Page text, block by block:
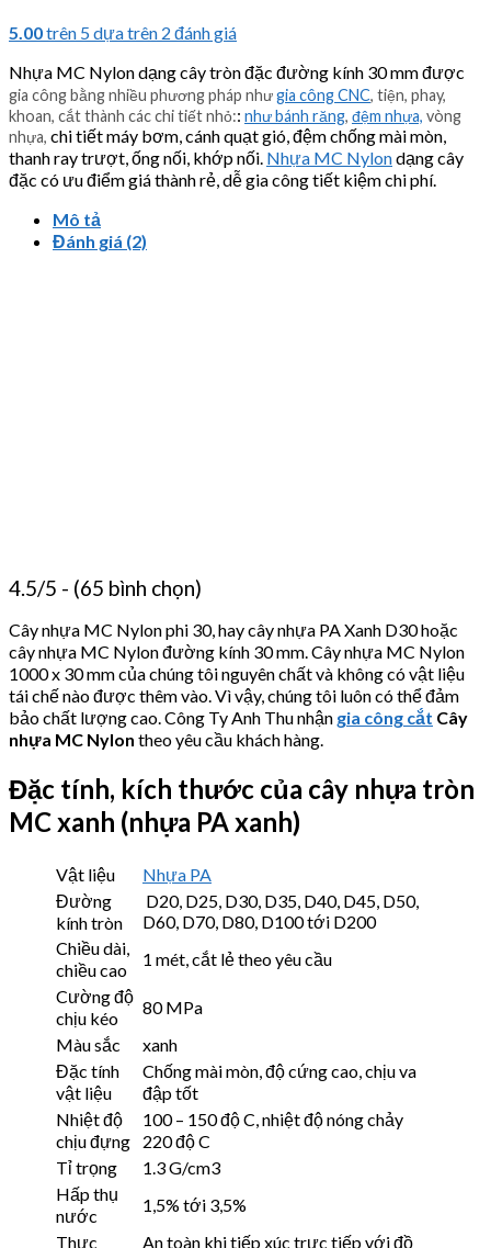
5.00trên 5 dựa trên 2 đánh giá
Nhựa MC Nylon dạng cây tròn đặc đường kính 30 mm được
gia công bằng nhiều phương pháp nhưgia công CNC, tiện, phay,
khoan, cắt thành các chi tiết nhỏ:: như bánh răng, đệm nhựa, vòng
nhựa, chi tiết máy bơm, cánh quạt gió, đệm chống mài mòn,
thanh ray trượt, ống nối, khớp nối. Nhựa MC Nylondạng cây
đặc có ưu điểm giá thành rẻ, dễ gia công tiết kiệm chi phí.
Mô tả
Đánh giá (2)
4.5/5 - (65 bình chọn)
Cây nhựa MC Nylon phi 30, hay cây nhựa PA Xanh D30 hoặc
cây nhựa MC Nylon đường kính 30 mm. Cây nhựa MC Nylon
1000 x 30 mm của chúng tôi nguyên chất và không có vật liệu
tái chế nào được thêm vào. Vì vậy, chúng tôi luôn có thể đảm
bảo chất lượng cao. Công Ty Anh Thu nhận gia công cắt Cây
nhựa MC Nylon theo yêu cầu khách hàng.
Đặc tính, kích thước của cây nhựa tròn
MC xanh (nhựa PA xanh)
Vật liệu
Nhựa PA
Đường
kính tròn
D20, D25, D30, D35, D40, D45, D50,
D60, D70, D80, D100 tới D200
Chiều dài,
chiều cao
1 mét, cắt lẻ theo yêu cầu
Cường độ
chịu kéo
80 MPa
Màu sắc
xanh
Đặc tính
vật liệu
Chống mài mòn, độ cứng cao, chịu va
đập tốt
Nhiệt độ
chịu đựng
100 – 150 độ C, nhiệt độ nóng chảy
220 độ C
Tỉ trọng
1.3 G/cm3
Hấp thụ
nước
1,5% tới 3,5%
Thực
An toàn khi tiếp xúc trực tiếp với đồ